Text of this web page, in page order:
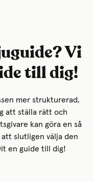
Vi
till dig!
mer strukturerad,
att ställa rätt och
kan göra en så
slutligen välja den
en guide till dig!